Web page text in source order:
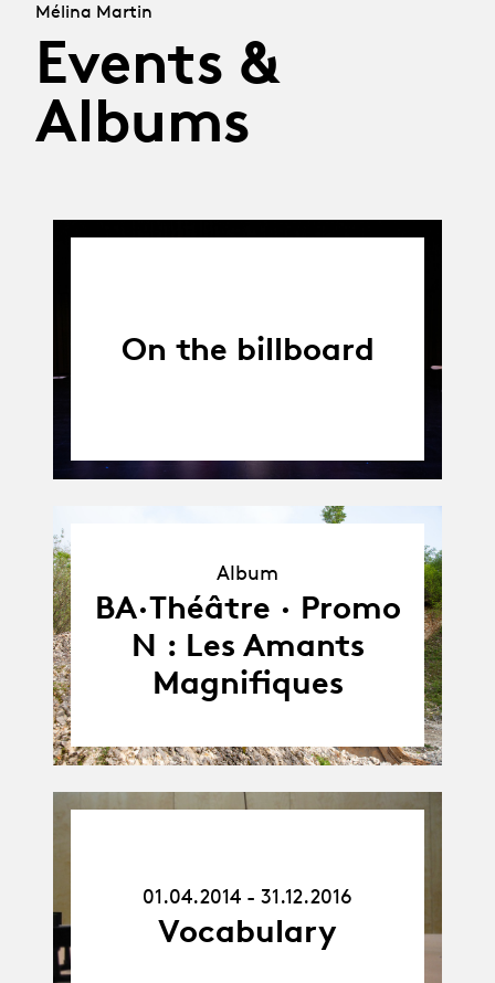
Mélina Martin
Events &
Albums
On the billboard
Album
BA·Théâtre · Promo
N : Les Amants
Magnifiques
31.12.1601.04.2014 - 31.12.2016
Vocabulary